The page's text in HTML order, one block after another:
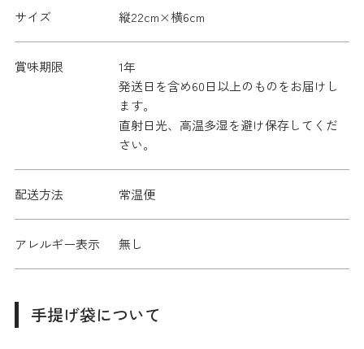
サイズ 縦22cm×横6cm
賞味期限
1年
発送日を含め60日以上のものをお届けし
ます。
直射日光、高温多湿を避け保存してくだ
さい。
配送方法 常温便
アレルギー表示 無し
手提げ袋について